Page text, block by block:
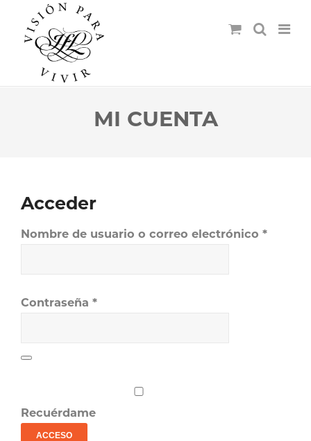
MI CUENTA
Acceder
Nombre de usuario o correo electrónico *
Contraseña *Obligatorio
Recuérdame
ACCESO